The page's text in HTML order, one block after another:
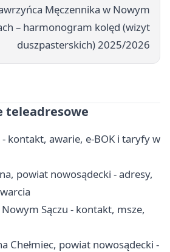
Męczennika w Nowym
– harmonogram kolęd (wizyt
duszpasterskich) 2025/2026
teleadresowe
kontakt, awarie, e-BOK i taryfy w
powiat nowosądecki - adresy,
Sączu - kontakt, msze,
Chełmiec, powiat nowosądecki -